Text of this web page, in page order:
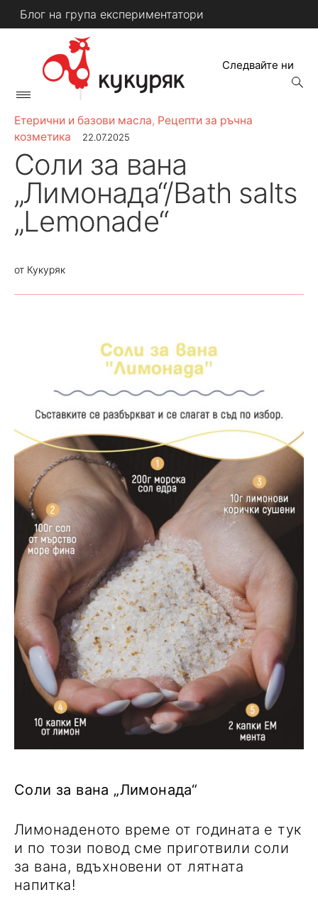
Skip
to
Блог на група експериментатори
Primary
КУКУРЯК
Следвайте ни
open
Етерични и базови масла, Рецепти за ръчна
козметика
22.07.2025
Соли за вана
„Лимонада“/Bath salts
„Lemonade“
от Кукуряк
Соли за вана „Лимонада“
Лимонаденото време от годината е тук
и по този повод сме приготвили соли
за вана, вдъхновени от лятната
напитка!